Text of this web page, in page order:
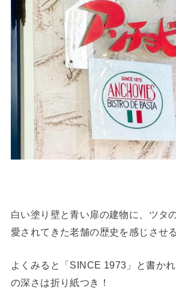
白い塗り壁と青い扉の建物に、ツタ
愛されてきた老舗の歴史を感じさせ
よくみると「SINCE 1973」と書か
の深さは折り紙つき！